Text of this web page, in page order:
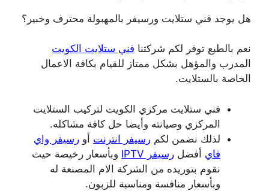
هل يوجد فني ستلايت ورسيفر بالمهبولة محترف وخبير؟
نعم بالطبع توفر لكم شركتنا فني ستلايت الكويت
المدرب والمؤهل بشكل ممتاز للقيام بكافة الاعمال
الخاصة بالستلايت.
فني ستلايت مركزي الكويت لتركيب الستلايت
المركزي وصيانته وأيضا حل كافة مشاكله.
لذلك نضمن لكم رسيفر انترنت أو رسيفر واي
فاي أفضل رسيفر IPTV
وبأسعار رخيصة حيث
نقوم بتوريده من الشركة الام المصنعة له
وبأسعار منافسة ومناسبة للزبون.